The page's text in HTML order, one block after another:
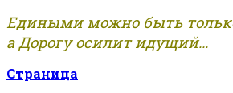
Едиными можно быть
а Дорогу осилит идущий...
Страница